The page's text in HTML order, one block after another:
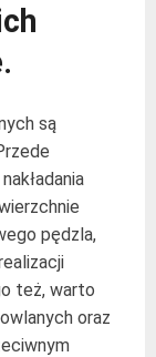
są
pędzla,
też, warto
oraz